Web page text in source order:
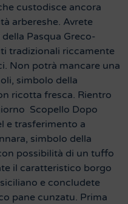
custodisce ancora
arbereshe. Avrete
Pasqua Greco-
tradizionali riccamente
Non potrà mancare una
simbolo della
ricotta fresca. Rientro
Scopello Dopo
e trasferimento a
simbolo della
possibilità di un tuffo
il caratteristico borgo
e concludete
pane cunzatu. Prima